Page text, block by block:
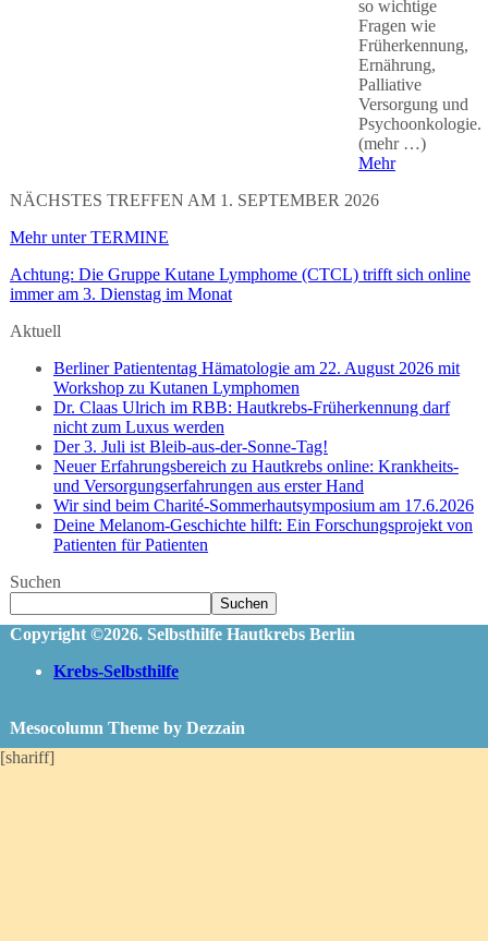
so wichtige
Fragen wie
Früherkennung,
Ernährung,
Palliative
Versorgung und
Psychoonkologie.
(mehr …)
Mehr
NÄCHSTES TREFFEN AM 1. SEPTEMBER 2026
Mehr unter TERMINE
Achtung: Die Gruppe Kutane Lymphome (CTCL) trifft sich online
immer am 3. Dienstag im Monat
Aktuell
Berliner Patiententag Hämatologie am 22. August 2026 mit
Workshop zu Kutanen Lymphomen
Dr. Claas Ulrich im RBB: Hautkrebs-Früherkennung darf
nicht zum Luxus werden
Der 3. Juli ist Bleib-aus-der-Sonne-Tag!
Neuer Erfahrungsbereich zu Hautkrebs online: Krankheits-
und Versorgungserfahrungen aus erster Hand
Wir sind beim Charité-Sommerhautsymposium am 17.6.2026
Deine Melanom-Geschichte hilft: Ein Forschungsprojekt von
Patienten für Patienten
Suchen
Suchen
Copyright ©2026. Selbsthilfe Hautkrebs Berlin
Krebs-Selbsthilfe
Mesocolumn Theme by Dezzain
[shariff]